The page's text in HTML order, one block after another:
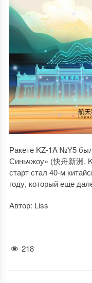
Ракете KZ-1A №Y5
Синьчжоу» (快舟新洲,
старт стал 40-м
году, который еще
Автор: Liss
218